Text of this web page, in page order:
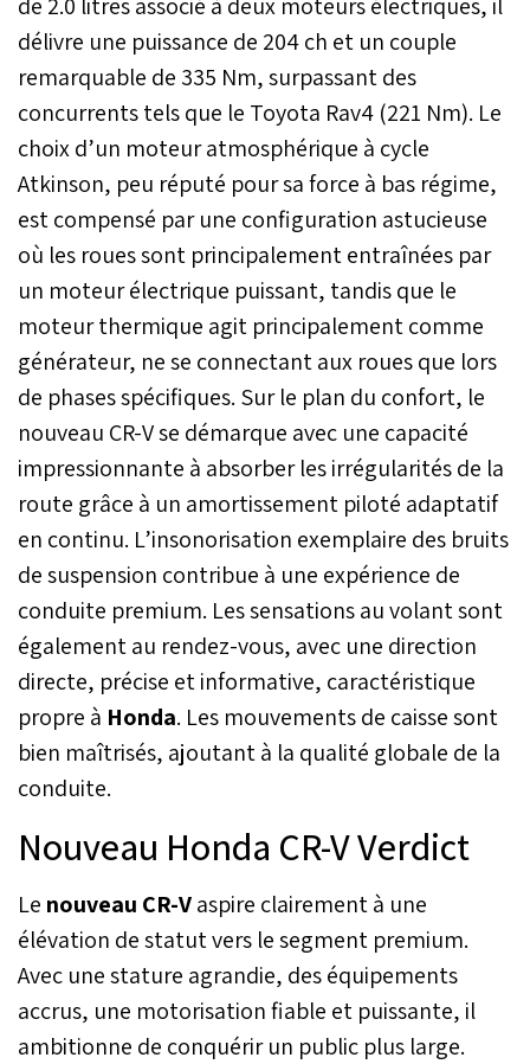
délivre une puissance de 204 ch et un couple
remarquable de 335 Nm, surpassant des
concurrents tels que le Toyota Rav4 (221 Nm). Le
choix d’un moteur atmosphérique à cycle
Atkinson, peu réputé pour sa force à bas régime,
est compensé par une configuration astucieuse
où les roues sont principalement entraînées par
un moteur électrique puissant, tandis que le
moteur thermique agit principalement comme
générateur, ne se connectant aux roues que lors
de phases spécifiques. Sur le plan du confort, le
nouveau CR-V se démarque avec une capacité
impressionnante à absorber les irrégularités de la
route grâce à un amortissement piloté adaptatif
en continu. L’insonorisation exemplaire des bruits
de suspension contribue à une expérience de
conduite premium. Les sensations au volant sont
également au rendez-vous, avec une direction
directe, précise et informative, caractéristique
propre à Honda. Les mouvements de caisse sont
bien maîtrisés, ajoutant à la qualité globale de la
conduite.
Nouveau Honda CR-V Verdict
Le nouveau CR-Vaspire clairement à une
élévation de statut vers le segment premium.
Avec une stature agrandie, des équipements
accrus, une motorisation fiable et puissante, il
ambitionne de conquérir un public plus large.